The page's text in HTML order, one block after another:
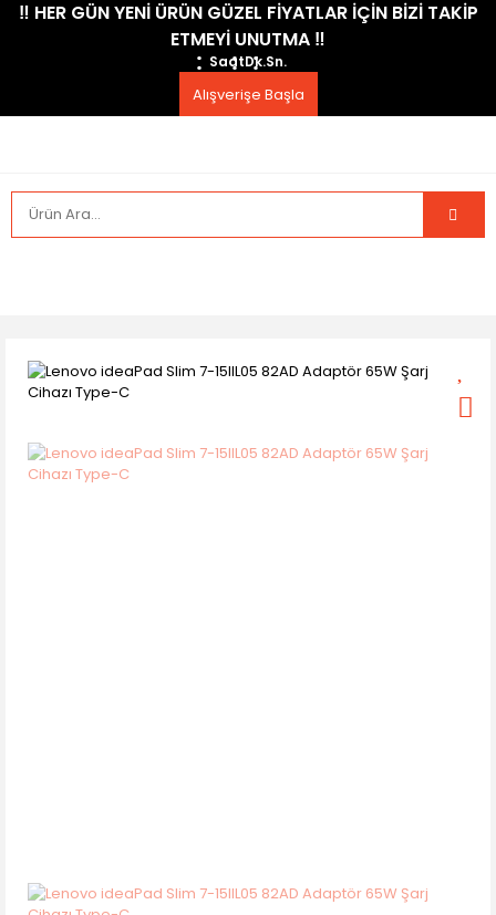
​‼️​ HER GÜN YENİ ÜRÜN GÜZEL FİYATLAR İÇİN BİZİ TAKİP
ETMEYİ UNUTMA ​‼️​
SaatDk.Sn.
Alışverişe Başla